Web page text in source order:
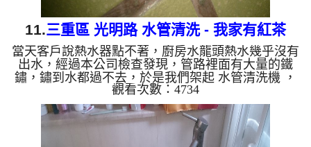
11.三重區 光明路 水管清洗 - 我家有紅茶
當天客戶說熱水器點不著，廚房水龍頭熱水幾乎沒有
出水，經過本公司檢查發現，管路裡面有大量的鐵
鏽，鏽到水都過不去，於是我們架起 水管清洗機 ，
開始 洗水管 ， 清洗水管 時發現，水龍頭不時冒出紅
茶，就像是水龍頭裡面有飲料的樣子，紅茶源源不
絕， 水管清洗 約三小時，終於把熱水器點不著問題
處理完成。 清洗水管 水管清洗 洗水管 熱水管堵塞
熱水忽冷忽熱 ...
觀看次數：4734